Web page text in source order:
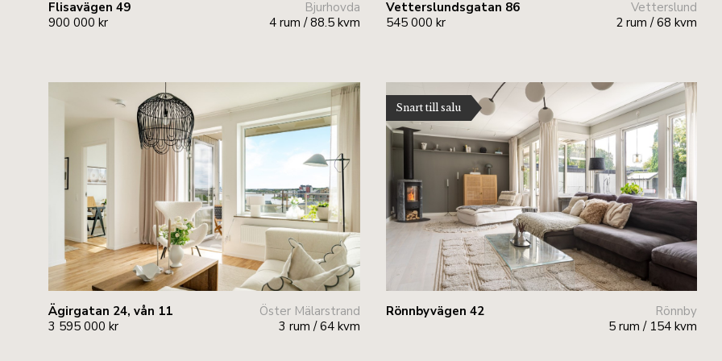
Flisavägen 49
900 000 kr
Bjurhovda
4 rum / 88.5 kvm
Vetterslundsgatan 86
545 000 kr
Vetterslund
2 rum / 68 kvm
Ägirgatan 24, vån 11
3 595 000 kr
Öster Mälarstrand
3 rum / 64 kvm
Snart till salu
Rönnbyvägen 42
Rönnby
5 rum / 154 kvm